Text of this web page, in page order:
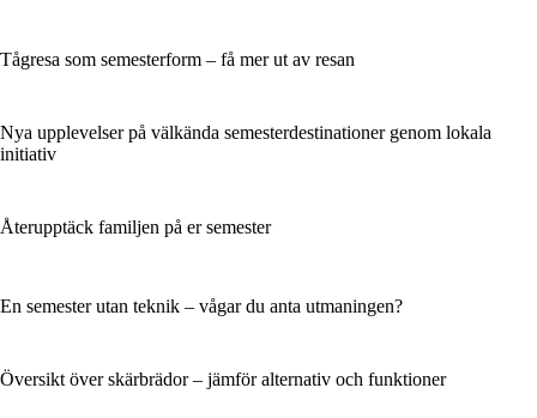
Tågresa som semesterform – få mer ut av resan
Nya upplevelser på välkända semesterdestinationer genom lokala
initiativ
Återupptäck familjen på er semester
En semester utan teknik – vågar du anta utmaningen?
Översikt över skärbrädor – jämför alternativ och funktioner